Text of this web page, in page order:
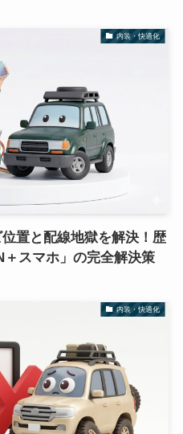
内装・快適化
置と配線地獄を解決！歴
スマホ」の完全解決策
内装・快適化